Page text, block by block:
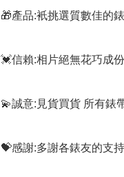
🎁產品:衹挑選質數佳的
💓信賴:相片絕無花巧成
💫誠意:見貨買貨 所有錶
💝感謝:多謝各錶友的支